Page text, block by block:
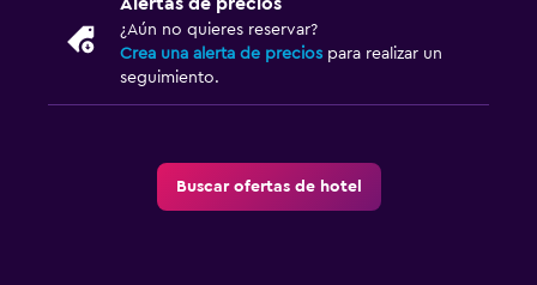
¿Aún no quieres reservar?
Crea una alerta de precios para realizar un
seguimiento.
Buscar ofertas de hotel